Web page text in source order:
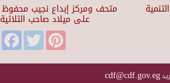
على ميلاد صاحب الثلاثية
FacebookTwitterPinterest
cdf@cdf.gov.eg